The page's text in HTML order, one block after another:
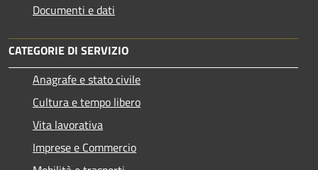
Documenti e dati
CATEGORIE DI SERVIZIO
Anagrafe e stato civile
Cultura e tempo libero
Vita lavorativa
Imprese e Commercio